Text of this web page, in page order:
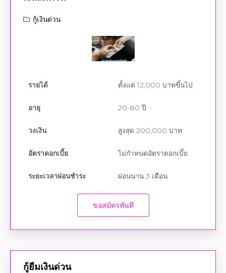
ตั้งแต่ 12,000 บาทขึ้นไป
อายุ 20-80 ปี
วงเงิน สูงสุด 200,000 บาท
อัตราดอกเบี้ย ไม่กำหนดอัตราดอกเบี้ย
ระยะเวลาผ่อนชำระ ผ่อนนาน 3 เดือน
ขอสมัครทันที
กู้เงินด่วน